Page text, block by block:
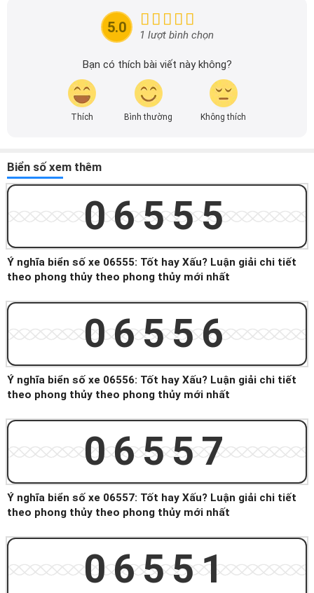
tin nhanh chóng và dễ dàng hơn.
5.0 1 lượt bình chọn
Bạn có thích bài viết này không?
Thích Bình thường Không thích
Biển số xem thêm
06555
Ý nghĩa biển số xe 06555: Tốt hay Xấu? Luận giải chi tiết
theo phong thủy theo phong thủy mới nhất
06556
Ý nghĩa biển số xe 06556: Tốt hay Xấu? Luận giải chi tiết
theo phong thủy theo phong thủy mới nhất
06557
Ý nghĩa biển số xe 06557: Tốt hay Xấu? Luận giải chi tiết
theo phong thủy theo phong thủy mới nhất
06551